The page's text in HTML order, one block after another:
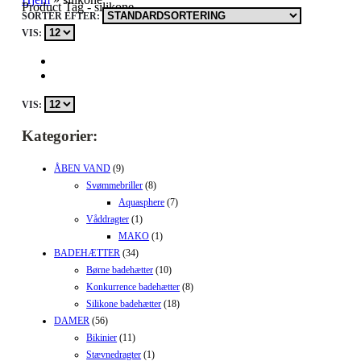
Product Tag - silikone
SORTÉR EFTER:
VIS:
VIS:
Kategorier:
ÅBEN VAND (9)
Svømmebriller (8)
Aquasphere (7)
Våddragter (1)
MAKO (1)
BADEHÆTTER (34)
Børne badehætter (10)
Konkurrence badehætter (8)
Silikone badehætter (18)
DAMER (56)
Bikinier (11)
Stævnedragter (1)